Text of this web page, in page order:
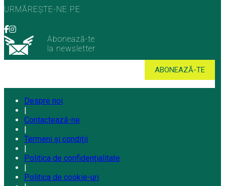
URMĂREȘTE-NE PE
Abonează-te
la newsletter
Despre noi
Contactează-ne
Termeni și condiții
Politica de confidențialitate
Politica de cookie-uri